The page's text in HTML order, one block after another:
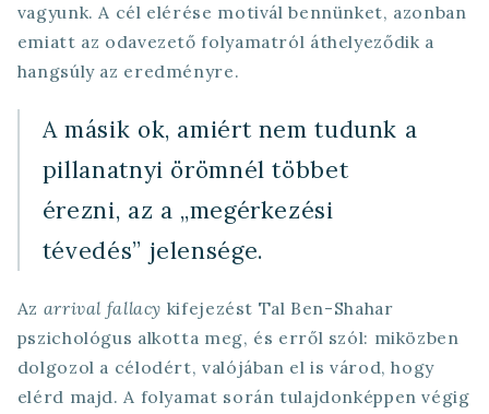
vagyunk. A cél elérése motivál bennünket, azonban
emiatt az odavezető folyamatról áthelyeződik a
hangsúly az eredményre.
A másik ok, amiért nem tudunk a
pillanatnyi örömnél többet
érezni, az a „megérkezési
tévedés” jelensége.
Az arrival fallacy kifejezést Tal Ben-Shahar
pszichológus alkotta meg, és erről szól: miközben
dolgozol a célodért, valójában el is várod, hogy
elérd majd. A folyamat során tulajdonképpen végig